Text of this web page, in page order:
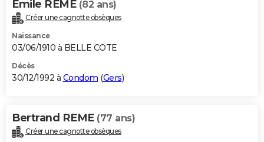
Emile REME (82 ans)
Créer une cagnotte obsèques
Naissance
03/06/1910 à BELLE COTE
Décès
30/12/1992 à Condom (Gers)
Bertrand REME (77 ans)
Créer une cagnotte obsèques